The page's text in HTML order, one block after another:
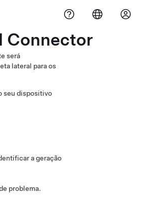
Connector
será
lateral para os
seu dispositivo
a geração
problema.